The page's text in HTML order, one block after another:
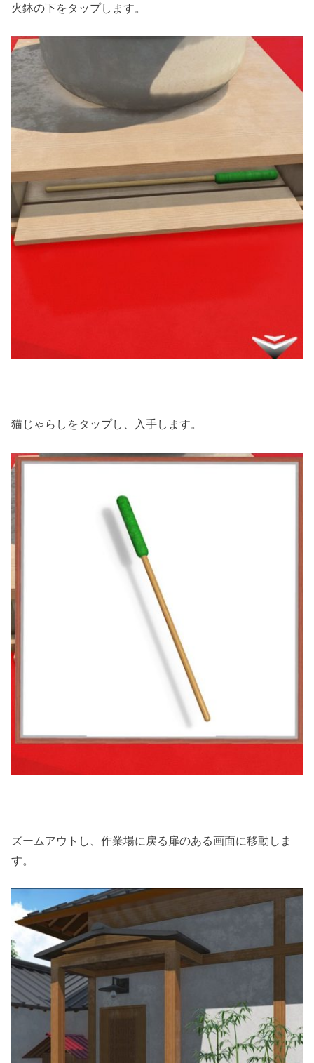
火鉢の下をタップします。
猫じゃらしをタップし、入手します。
ズームアウトし、作業場に戻る扉のある画面に移動しま
す。